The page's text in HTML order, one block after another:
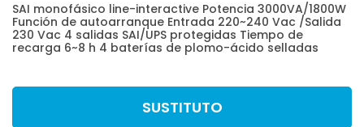
SAI monofásico line-interactive Potencia 3000VA/1800W
Función de autoarranque Entrada 220~240 Vac /Salida
230 Vac 4 salidas SAI/UPS protegidas Tiempo de
recarga 6~8 h 4 baterías de plomo-ácido selladas
SUSTITUTO